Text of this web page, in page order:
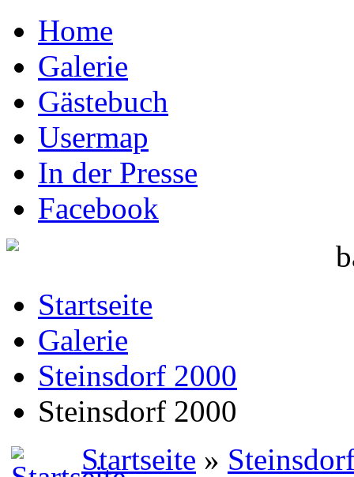
Home
Galerie
Gästebuch
Usermap
In der Presse
Facebook
Startseite
Galerie
Steinsdorf 2000
Steinsdorf 2000
Startseite »